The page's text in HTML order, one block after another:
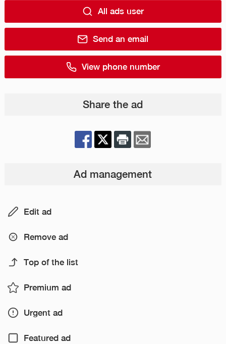
All ads user
Send an email
View phone number
Share the ad
Ad management
Edit ad
Remove ad
Top of the list
Premium ad
Urgent ad
Featured ad